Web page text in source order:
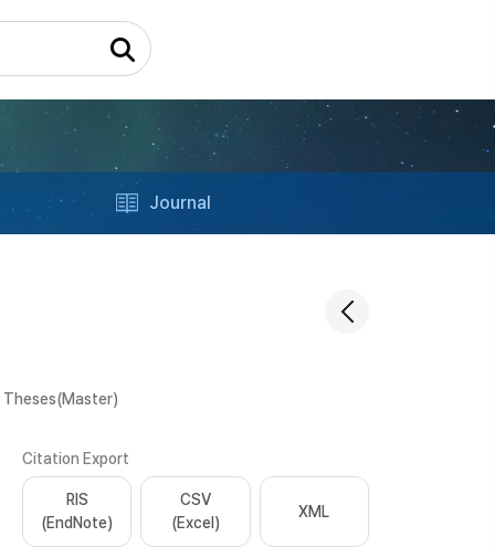
Journal
Theses(Master)
Citation Export
RIS
(EndNote)
CSV
(Excel)
XML